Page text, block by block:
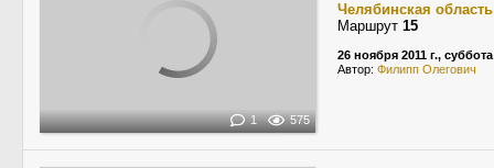
1 575
Челябинская область
Маршрут 15
26 ноября 2011 г., суббота
Автор: Филипп Олегович